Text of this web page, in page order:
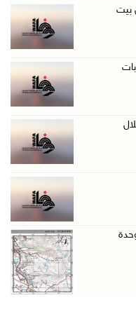
غرب الخلي ...
مخيم طولكرم ...
وقرية جل ...
في مضيق ...
بيت
الاحتلال يطرح عطاءً لبناء 627 وحدة